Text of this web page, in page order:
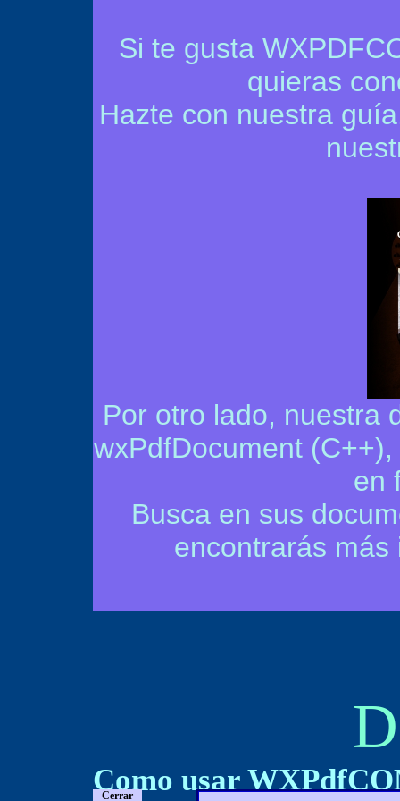
Si te gusta
quieras
Hazte con nuestra
Por otro lado, nuestra
wxPdfDocument
en
Busca en sus
encontrarás
Como usar
Mostrar
Cerrar